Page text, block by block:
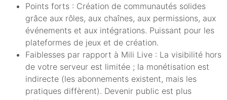
Points forts : Création de communautés solides
grâce aux rôles, aux chaînes, aux permissions, aux
événements et aux intégrations. Puissant pour les
plateformes de jeux et de création.
Faiblesses par rapport à Mili Live : La visibilité hors
de votre serveur est limitée ; la monétisation est
indirecte (les abonnements existent, mais les
pratiques diffèrent). Devenir public est plus